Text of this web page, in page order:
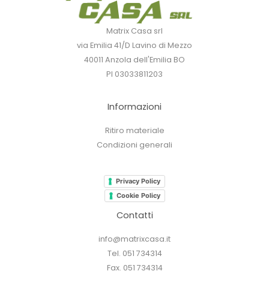
Matrix Casa srl
via Emilia 41/D Lavino di Mezzo
40011 Anzola dell'Emilia BO
PI 03033811203
Informazioni
Ritiro materiale
Condizioni generali
Privacy Policy
Cookie Policy
Contatti
info@matrixcasa.it
Tel. 051 734314
Fax. 051 734314